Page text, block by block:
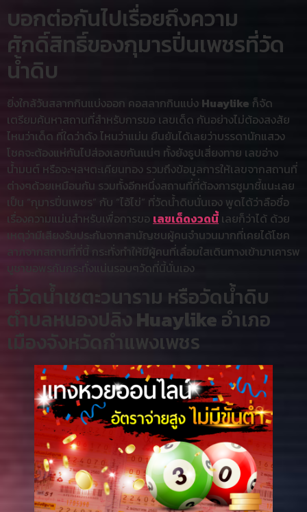
บอกต่อกันไปเรื่อยถึงความ
ศักดิ์สิทธิ์ของกุมารปิ่นเพชรที่วัด
น้ำดิบ
ยิ่งใกล้วันสลากกินแบ่งออก คอสลากกินแบ่ง Huaylike ก็จัด
เตรียมค้นหาสถานที่สำหรับการขอ เลขเด็ด กันอย่างไม่ต้องสงสัย
ไหนว่าเด็ด ที่ใดว่าดัง ไหนว่าแม่น ยืนยันได้เลยว่าบรรดานักแสวง
โชคจะต้องแห่กันไปส่องเลขกันแน่ๆ ทั้งยังธูปเสี่ยงทาย เลขอ่าง
น้ำมนต์ หรือจะฯลฯตะเคียนทอง รวมถึงข้อมูลการให้เลขจากสถานที่
ต่างๆด้วยเหมือนกัน รวมทั้งอีกหนึ่งสถานที่ที่ต้องการชูมาชี้แนะเลย
เป็น “กุมารปิ่นเพชร” กับ “ไอ้ไข่” ที่วัดน้ำดิบนั่นเอง พูดได้ว่าลือชื่อ
เรื่องความแม่นสำหรับเพื่อการขอ เลขเด็ดงวดนี้ เลยก็ว่าได้ ด้วย
เหตุว่ามีเสียงรับประกันจากสามัญชนผู้คนจำนวนมากที่เคยได้โชค
ลาภจากสถานที่ที่นี้ กระทั่งทำให้มีผู้คนที่เลื่อมใสเดินทางเข้ามาเคารพ
บูชาขอพรกันกระทั่งแน่นรอบๆวัดที่นี้นั่นเอง
ที่วัดน้ำเชตะวนาราม หรือวัดน้ำดิบ
ตำบลหนองปลิงHuaylikeอำเภอ
เมืองจังหวัดกำแพงเพชร